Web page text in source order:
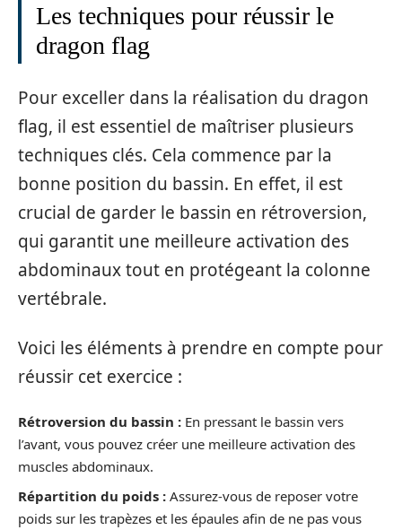
Les techniques pour réussir le
dragon flag
Pour exceller dans la réalisation du dragon
flag, il est essentiel de maîtriser plusieurs
techniques clés. Cela commence par la
bonne position du bassin. En effet, il est
crucial de garder le bassin en rétroversion,
qui garantit une meilleure activation des
abdominaux tout en protégeant la colonne
vertébrale.
Voici les éléments à prendre en compte pour
réussir cet exercice :
Rétroversion du bassin : En pressant le bassin vers
l’avant, vous pouvez créer une meilleure activation des
muscles abdominaux.
Répartition du poids : Assurez-vous de reposer votre
poids sur les trapèzes et les épaules afin de ne pas vous